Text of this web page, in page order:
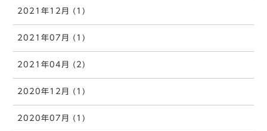
2021年12月 (1)
2021年07月 (1)
2021年04月 (2)
2020年12月 (1)
2020年07月 (1)